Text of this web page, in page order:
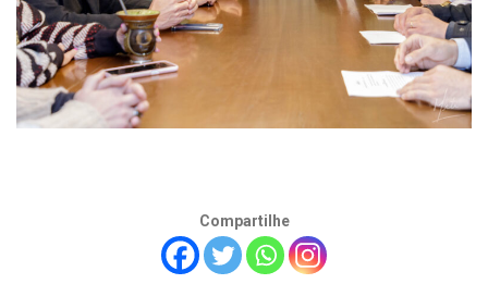
Compartilhe